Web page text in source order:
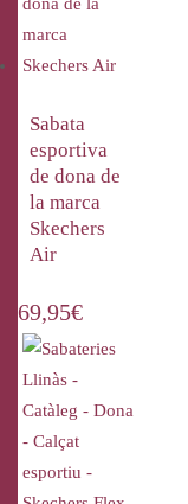
Sabata
esportiva
de dona de
la marca
Skechers
Air
69,95€